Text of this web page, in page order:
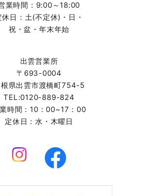
業時間：9:00～18:00
休日：土(不定休)・日・
祝・盆・年末年始
出雲営業所
〒693-0004
県出雲市渡橋町754-5
TEL:0120-889-824
時間：10：00~17：00
定休日：水・木曜日